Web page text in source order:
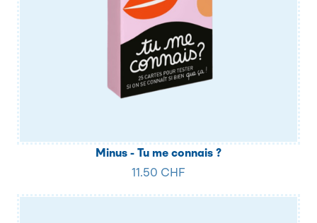
Minus - Tu me connais ?
11.50 CHF